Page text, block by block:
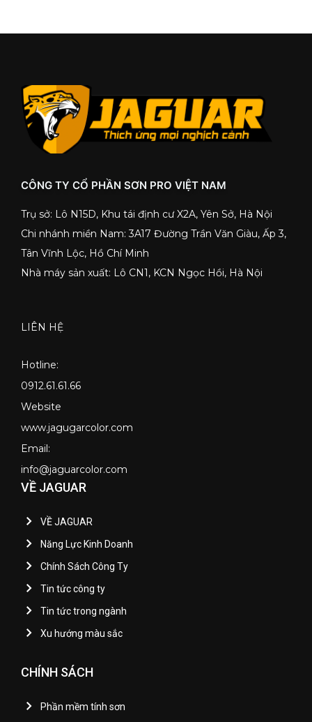
CÔNG TY CỔ PHẦN SƠN PRO VIỆT NAM
Trụ sở: Lô N15D, Khu tái định cư X2A, Yên Sở, Hà Nội
Chi nhánh miền Nam: 3A17 Đường Trần Văn Giàu, Ấp 3,
Tân Vĩnh Lộc, Hồ Chí Minh
Nhà máy sản xuất: Lô CN1, KCN Ngọc Hồi, Hà Nội
LIÊN HỆ
Hotline:
0912.61.61.66
Website
www.jagugarcolor.com
Email:
info@jaguarcolor.com
VỀ JAGUAR
VỀ JAGUAR
Năng Lực Kinh Doanh
Chính Sách Công Ty
Tin tức công ty
Tin tức trong ngành
Xu hướng màu sắc
CHÍNH SÁCH
Phần mềm tính sơn